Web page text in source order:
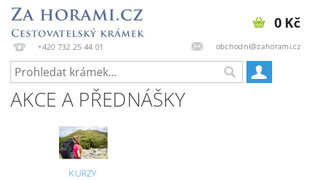
+420 732 25 44 01 obchodni@zahorami.cz
0 Kč
AKCE A PŘEDNÁŠKY
KURZY